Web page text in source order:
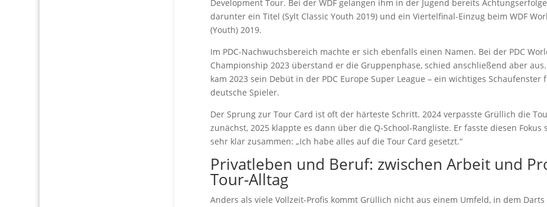
Development Tour. Bei der WDF gelangen ihm in der Jugend bereits
darunter ein Titel (Sylt Classic Youth 2019) und ein Viertelfinal-Einzug beim WDF
(Youth) 2019.
Im PDC-Nachwuchsbereich machte er sich ebenfalls einen Namen. Bei der PDC
Championship 2023 überstand er die Gruppenphase, schied anschließend aber
kam 2023 sein Debüt in der PDC Europe Super League – ein wichtiges Schaufenster
deutsche Spieler.
Der Sprung zur Tour Card ist oft der härteste Schritt. 2024 verpasste Grüllich die
zunächst, 2025 klappte es dann über die Q-School-Rangliste. Er fasste diesen Fokus
sehr klar zusammen: „Ich habe alles auf die Tour Card gesetzt.“
Privatleben und Beruf: zwischen Arbeit und
Tour-Alltag
Anders als viele Vollzeit-Profis kommt Grüllich nicht aus einem Umfeld, in dem